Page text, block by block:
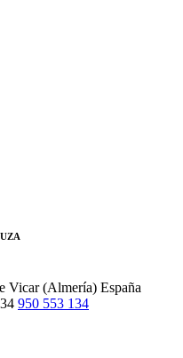
Vicar (Almería) España
950 553 134